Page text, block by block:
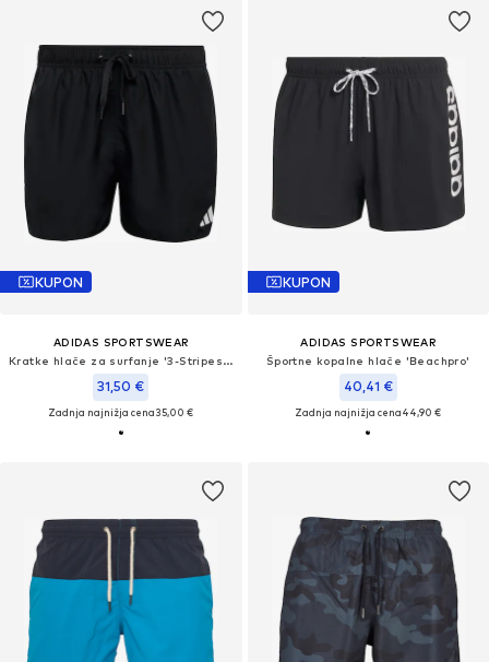
KUPON
ADIDAS SPORTSWEAR
Kratke hlače za surfanje '3-Stripes 3-Inch'
31,50 €
Zadnja najnižja cena35,00 €
KUPON
ADIDAS SPORTSWEAR
Športne kopalne hlače 'Beachpro'
40,41 €
Zadnja najnižja cena44,90 €